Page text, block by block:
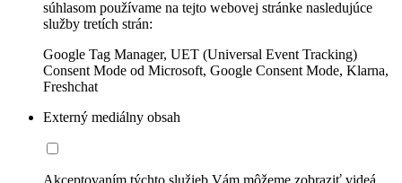
súhlasom používame na tejto webovej stránke nasledujúce
služby tretích strán:
Google Tag Manager, UET (Universal Event Tracking)
Consent Mode od Microsoft, Google Consent Mode, Klarna,
Freshchat
Externý mediálny obsah
Akceptovaním týchto služieb Vám môžeme zobraziť videá